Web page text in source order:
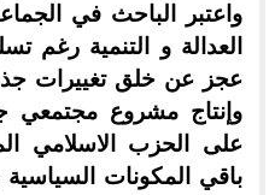
واعتبر الباحث في
العدالة و التنمية رغم
عجز عن خلق تغييرات
وإنتاج مشروع مجتمعي
على الحزب الاسلامي
باقي المكونات